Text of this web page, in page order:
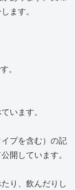
ます。
。
います。
プを含む）の記
開しています。
り、飲んだりし